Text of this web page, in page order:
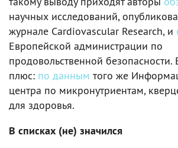
научных исследований,
журнале Cardiovascular Research, и
Европейской администрации по
продовольственной безопасности.
плюс: по данным того же
центра по микронутриентам,
для здоровья.
В списках (не) значился